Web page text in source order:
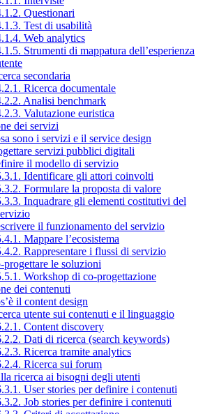
Questionari
Test di usabilità
Web analytics
Strumenti di mappatura dell’esperienza
secondaria
Ricerca documentale
Analisi benchmark
Valutazione euristica
dei servizi
sono i servizi e il service design
servizi pubblici digitali
il modello di servizio
Identificare gli attori coinvolti
Formulare la proposta di valore
Inquadrare gli elementi costitutivi del
il funzionamento del servizio
Mappare l’ecosistema
Rappresentare i flussi di servizio
progettare le soluzioni
Workshop di co-progettazione
dei contenuti
il content design
utente sui contenuti e il linguaggio
Content discovery
Dati di ricerca (search keywords)
Ricerca tramite analytics
Ricerca sui forum
ricerca ai bisogni degli utenti
User stories per definire i contenuti
Job stories per definire i contenuti